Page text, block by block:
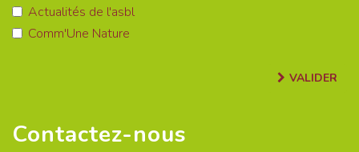
Actualités de l'asbl
Comm'Une Nature
VALIDER
Contactez-nous